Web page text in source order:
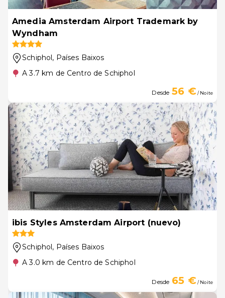
Amedia Amsterdam Airport Trademark by
Wyndham
Schiphol, Países Baixos
A 3.7 km de Centro de Schiphol
Desde 56 €/ Noite
ibis Styles Amsterdam Airport (nuevo)
Schiphol, Países Baixos
A 3.0 km de Centro de Schiphol
Desde 65 €/ Noite